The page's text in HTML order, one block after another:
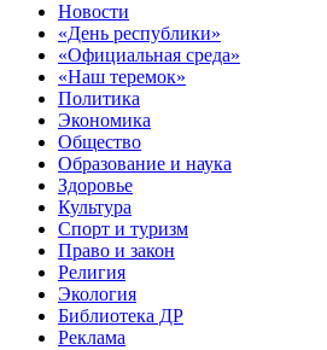
Новости
«День республики»
«Официальная среда»
«Наш теремок»
Политика
Экономика
Общество
Образование и наука
Здоровье
Культура
Спорт и туризм
Право и закон
Религия
Экология
Библиотека ДР
Реклама